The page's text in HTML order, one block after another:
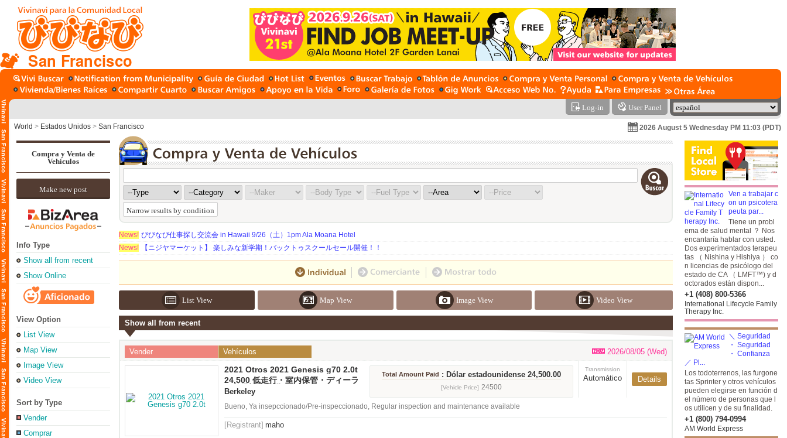
San Francisco
Log-in User Panel
World > Estados Unidos > San Francisco 2026 August 5 Wednesday PM 11:03 (PDT)
Compra y Venta de
Vehículos
Make new post
Info Type
Show all from recent
Show Online
View Option
List View
Map View
Image View
Video View
Sort by Type
Vender
Comprar
Narrow results by condition
News! びびなび仕事探し交流会 in Hawaii 9/26（土）1pm Ala Moana Hotel
News!
【ニジヤマーケット】 楽しみな新学期！バックトゥスクールセール開催！！
List View Map View Image View Video View
Show all from recent
Vender Vehículos 2026/08/05 (Wed)
2021 Otros 2021 Genesis g70 2.0t
24,500 低走行・室内保管・ディーラ
ー整備記録完備
Berkeley
Total Amount Paid : Dólar estadounidense 24,500.00
[Vehicle Price] 24500
Transmission
Automático Details
Bueno, Ya insepccionado/Pre-inspeccionado, Regular inspection and maintenance available
[Registrant] maho
Ven a trabajar c
on un psicotera
peuta par...
Tiene un probl
ema de salud mental ？ Nos
encantaría hablar con usted.
Dos experimentados terapeu
tas （ Nishina y Hishiya ） co
n licencias de psicólogo del
estado de CA （ LMFT™) y d
octorados están dispon...
+1 (408) 800-5366
International Lifecycle Family
Therapy Inc.
＼ Seguridad
・ Seguridad
・ Confianza
／ Pl...
Los todoterrenos, las furgone
tas Sprinter y otros vehículos
pueden elegirse en función d
el número de personas que l
os utilicen y de su finalidad.
+1 (800) 794-0994
AM World Express